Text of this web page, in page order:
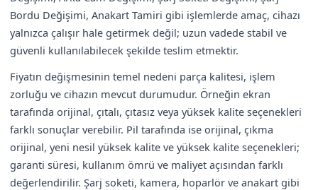
Bordu Değişimi, Anakart Tamiri gibi işlemlerde amaç, cihazı
yalnızca çalışır hale getirmek değil; uzun vadede stabil ve
güvenli kullanılabilecek şekilde teslim etmektir.
Fiyatın değişmesinin temel nedeni parça kalitesi, işlem
zorluğu ve cihazın mevcut durumudur. Örneğin ekran
tarafında orijinal, çıtalı, çıtasız veya yüksek kalite seçenekleri
farklı sonuçlar verebilir. Pil tarafında ise orijinal, çıkma
orijinal, yeni nesil yüksek kalite ve yüksek kalite seçenekleri;
garanti süresi, kullanım ömrü ve maliyet açısından farklı
değerlendirilir. Şarj soketi, kamera, hoparlör ve anakart gibi